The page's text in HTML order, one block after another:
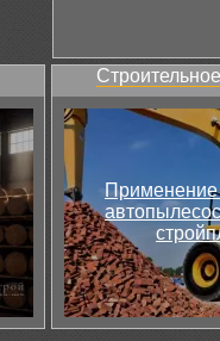
Применение